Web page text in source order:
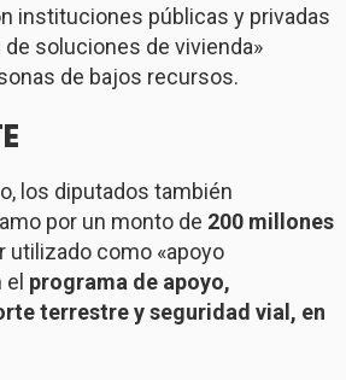
instituciones públicas y privadas
de soluciones de vivienda»
de bajos recursos.
los diputados también
por un monto de 200 millones
utilizado como «apoyo
el programa de apoyo,
terrestre y seguridad vial, en